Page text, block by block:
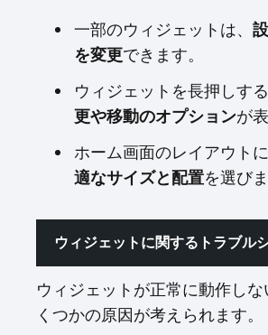
一部のウィジェットは、
を変更できます。
ウィジェットを長押しする
更や移動のオプションが
ホーム画面のレイアウトに
適なサイズと配置を選び
ウィジェットに関するトラブル
ウィジェットが正常に動作し
くつかの原因が考えられます。